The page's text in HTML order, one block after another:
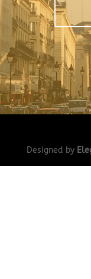
Designed by